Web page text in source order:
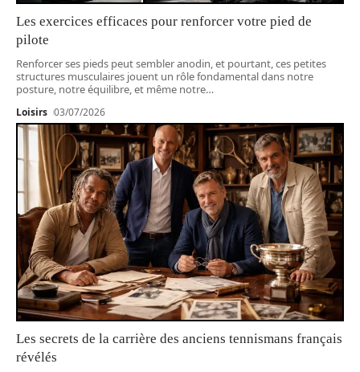
Les exercices efficaces pour renforcer votre pied de
pilote
Renforcer ses pieds peut sembler anodin, et pourtant, ces petites
structures musculaires jouent un rôle fondamental dans notre
posture, notre équilibre, et même notre…
Loisirs 03/07/2026
Les secrets de la carrière des anciens tennismans français
révélés